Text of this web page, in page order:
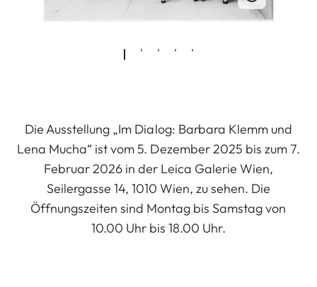
Die Ausstellung „Im Dialog: Barbara Klemm und
Lena Mucha“ ist vom 5. Dezember 2025 bis zum 7.
Februar 2026 in der Leica Galerie Wien,
Seilergasse 14, 1010 Wien, zu sehen. Die
Öffnungszeiten sind Montag bis Samstag von
10.00 Uhr bis 18.00 Uhr.